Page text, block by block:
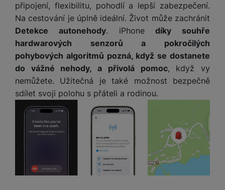
připojení, flexibilitu, pohodlí a lepší zabezpečení.
Na cestování je úplně ideální. Život může zachránit
Detekce autonehody. iPhonedíky souhře
hardwarových senzorů a pokročilých
pohybových algoritmů pozná, když se dostanete
do vážné nehody, a přivolá pomoc, když vy
nemůžete. Užitečná je také možnost bezpečně
sdílet svoji polohu s přáteli a rodinou.